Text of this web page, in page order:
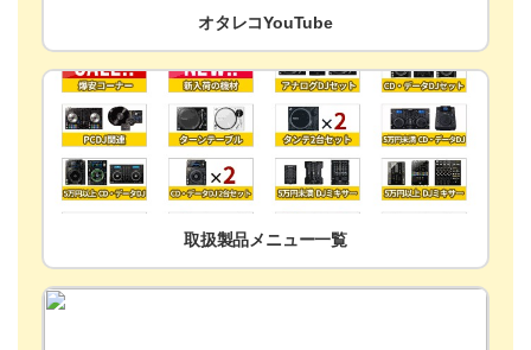
オタレコYouTube
取扱製品メニュー一覧